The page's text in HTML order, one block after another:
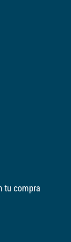
tu compra